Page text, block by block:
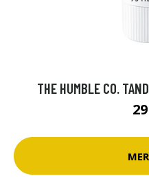
THE HUMBLE CO.